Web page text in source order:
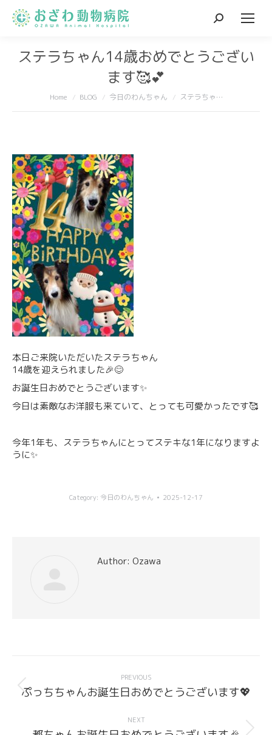
Search:
ステラちゃん14歳おめでとうござい
ます🥰💕
You are here:
Home BLOG 今日のわんちゃん ステラちゃ…
本日ご来院いただいたステラちゃん
14歳を迎えられました🎉😊
お誕生日おめでとうございます✨
今日は素敵なお洋服も来ていて、とっても可愛かったです🥰
今年1年も、ステラちゃんにとってステキな1年になりますよ
うに✨
Category: 今日のわんちゃん 2025-12-17
Author: Ozawa
navigation
PREVIOUS
Previous
ぷっちちゃんお誕生日おめでとうございます💖
NEXT
Next